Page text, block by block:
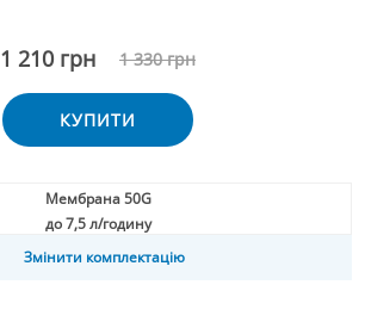
1 210 грн 1 330 грн
КУПИТИ
Мембрана 50G
до 7,5 л/годину
Змінити комплектацію